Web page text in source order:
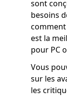
sont
besoins
est la
pour PC
Vous
sur les
les